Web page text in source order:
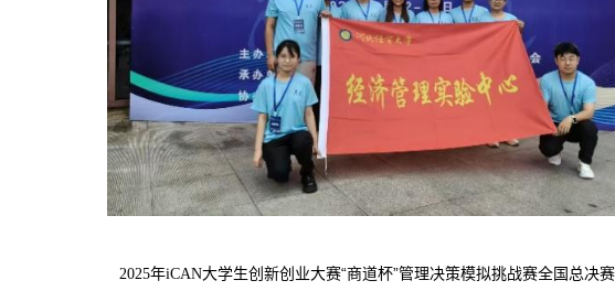
2025年iCAN大学生创新创业大赛“商道杯”管理决策模拟挑战赛全国总决